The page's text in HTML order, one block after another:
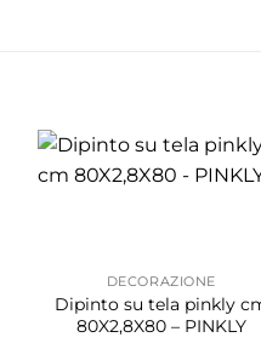
DECORAZIONE
Dipinto su tela pinkly
80X2,8X80 – PINKLY